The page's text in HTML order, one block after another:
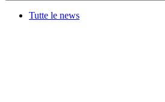
Tutte le news